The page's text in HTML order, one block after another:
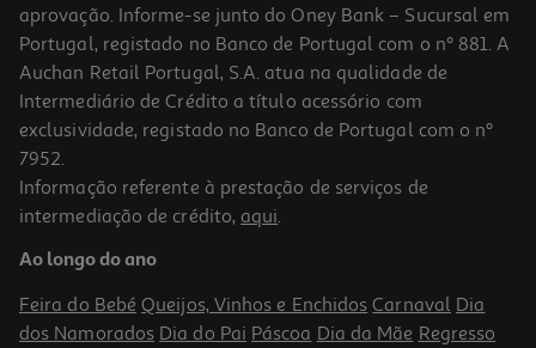
Bálsamo Pés Dr.organic Bio Óleo Melaleuca 100ml
129.9 €/Lt
12,99 €
aprovação. Informe-se junto do Oney Bank – Sucursal em
Portugal, registado no Banco de Portugal com o nº 881. A
Auchan Retail Portugal, S.A. atua na qualidade de
Intermediário de Crédito a título acessório com
exclusividade, registado no Banco de Portugal com o nº
7952.
Informação referente à prestação de serviços de
intermediação de crédito, aqui.
Ao longo do ano
Feira do Bebé Queijos, Vinhos e Enchidos Carnaval Dia
dos Namorados Dia do Pai Páscoa Dia da Mãe Regresso